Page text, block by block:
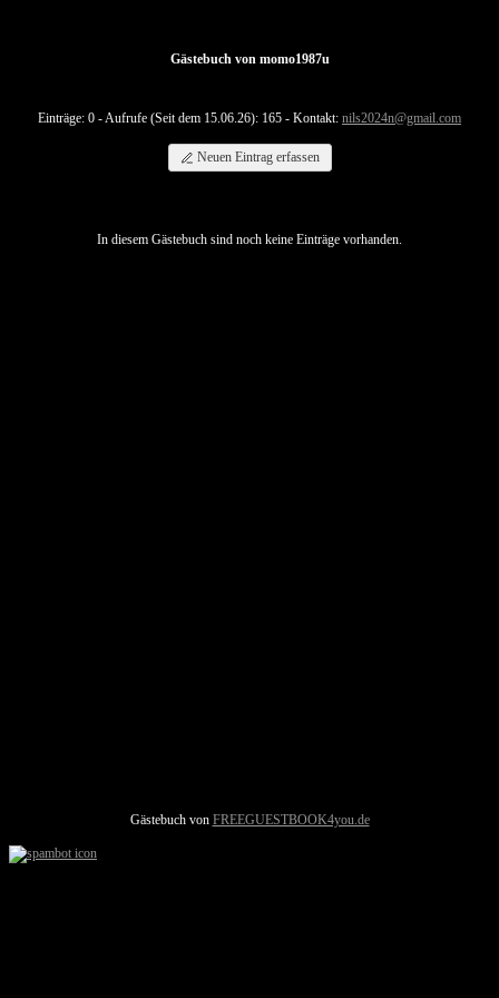
Gästebuch von momo1987u
Einträge: 0 - Aufrufe (Seit dem 15.06.26): 165 - Kontakt: nils2024n@gmail.com
Neuen Eintrag erfassen
In diesem Gästebuch sind noch keine Einträge vorhanden.
Gästebuch von FREEGUESTBOOK4you.de